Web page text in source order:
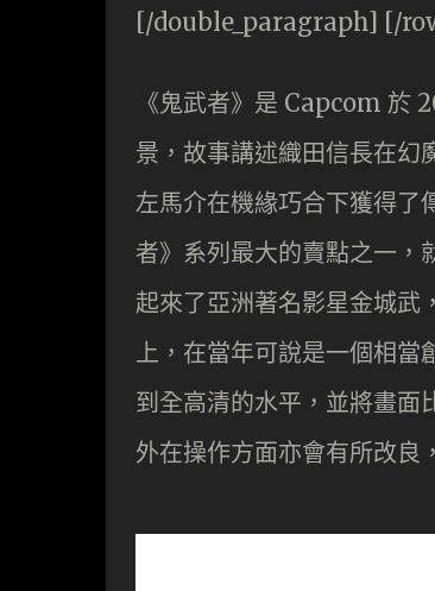
[/double_paragraph] [/
《鬼武者》是 Capcom 於
景，故事講述織田信長在幻
左馬介在機緣巧合下獲得了
者》系列最大的賣點之一，
起來了亞洲著名影星金城武
上，在當年可說是一個相當
到全高清的水平，並將畫面
外在操作方面亦會有所改良